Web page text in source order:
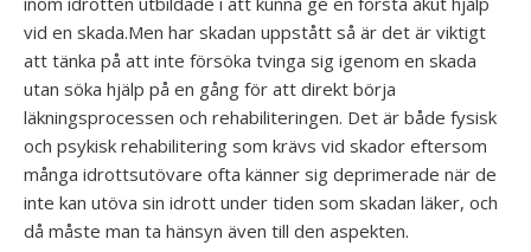
vid en skada.Men har skadan uppstått så är det är viktigt
att tänka på att inte försöka tvinga sig igenom en skada
utan söka hjälp på en gång för att direkt börja
läkningsprocessen och rehabiliteringen. Det är både fysisk
och psykisk rehabilitering som krävs vid skador eftersom
många idrottsutövare ofta känner sig deprimerade när de
inte kan utöva sin idrott under tiden som skadan läker, och
då måste man ta hänsyn även till den aspekten.